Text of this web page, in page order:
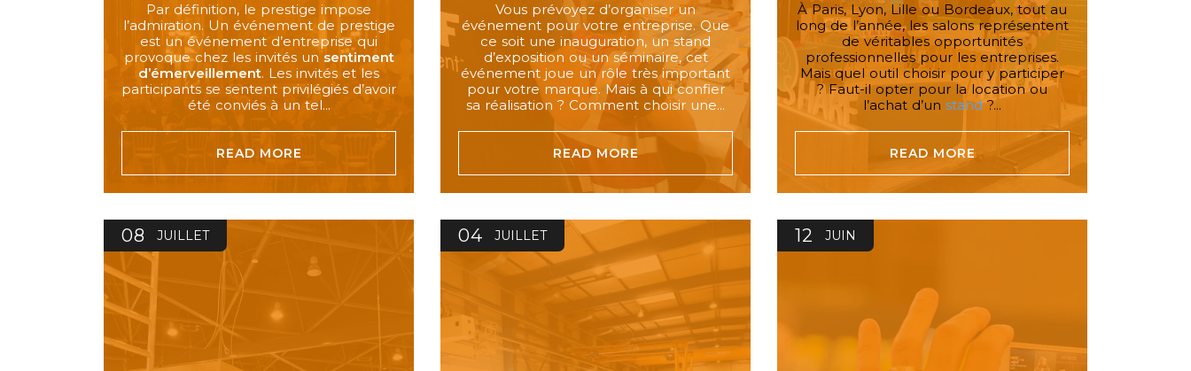
Par définition, le prestige impose
l’admiration. Un événement de prestige
est un événement d’entreprise qui
provoque chez les invités un sentiment
d’émerveillement. Les invités et les
participants se sentent privilégiés d’avoir
été conviés à un tel...
READ MORE
Vous prévoyez d’organiser un
événement pour votre entreprise. Que
ce soit une inauguration, un stand
d’exposition ou un séminaire, cet
événement joue un rôle très important
pour votre marque. Mais à qui confier
sa réalisation ? Comment choisir une...
READ MORE
À Paris, Lyon, Lille ou Bordeaux, tout au
long de l’année, les salons représentent
de véritables opportunités
professionnelles pour les entreprises.
Mais quel outil choisir pour y participer
? Faut-il opter pour la location ou
l’achat d’un stand?...
READ MORE
08 JUILLET 04 JUILLET 12 JUIN